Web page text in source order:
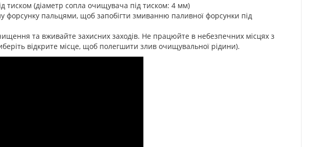
тиском (діаметр сопла очищувача під тиском: 4 мм)
пальцями, щоб запобігти змиванню паливної форсунки під
та вживайте захисних заходів. Не працюйте в небезпечних місцях з
відкрите місце, щоб полегшити злив очищувальної рідини).